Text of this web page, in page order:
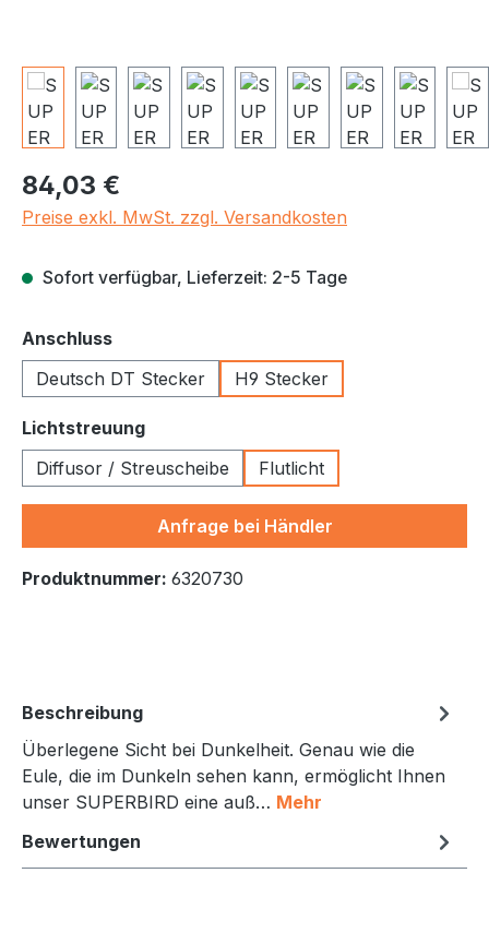
Regulärer Preis:
84,03 €
Preise exkl. MwSt. zzgl. Versandkosten
Sofort verfügbar, Lieferzeit: 2-5 Tage
Anschlussauswählen
Deutsch DT Stecker
H9 Stecker
Lichtstreuungauswählen
Diffusor / Streuscheibe
Flutlicht
Anfrage bei Händler
Produktnummer: 6320730
Beschreibung
Überlegene Sicht bei Dunkelheit. Genau wie die
Eule, die im Dunkeln sehen kann, ermöglicht Ihnen
unser SUPERBIRD eine auß… Mehr
Bewertungen